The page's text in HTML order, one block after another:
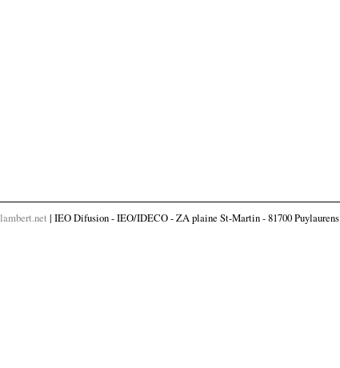
| IEO Difusion - IEO/IDECO - ZA plaine St-Martin - 81700 Puylaurens